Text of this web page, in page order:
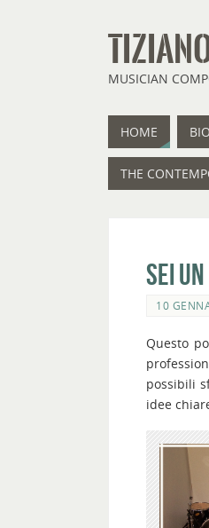
MUSICIAN
HOME BIO
THE
Sei
10
Questo
possibili
idee